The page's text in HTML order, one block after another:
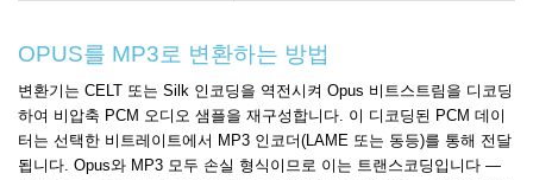
OPUS를 MP3로 변환하는 방법
변환기는 CELT 또는 Silk 인코딩을 역전시켜 Opus 비트스트림을 디코딩
하여 비압축 PCM 오디오 샘플을 재구성합니다. 이 디코딩된 PCM 데이
터는 선택한 비트레이트에서 MP3 인코더(LAME 또는 동등)를 통해 전달
됩니다. Opus와 MP3 모두 손실 형식이므로 이는 트랜스코딩입니다 —